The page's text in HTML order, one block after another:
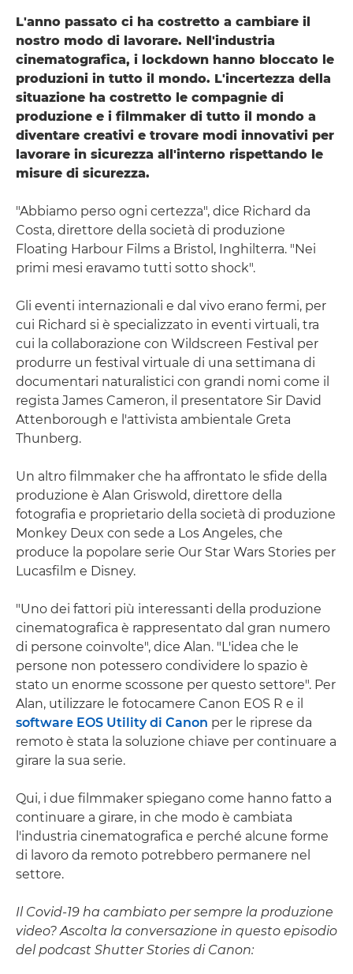
L'anno passato ci ha costretto a cambiare il
nostro modo di lavorare. Nell'industria
cinematografica, i lockdown hanno bloccato le
produzioni in tutto il mondo. L'incertezza della
situazione ha costretto le compagnie di
produzione e i filmmaker di tutto il mondo a
diventare creativi e trovare modi innovativi per
lavorare in sicurezza all'interno rispettando le
misure di sicurezza.
"Abbiamo perso ogni certezza", dice Richard da
Costa, direttore della società di produzione
Floating Harbour Films a Bristol, Inghilterra. "Nei
primi mesi eravamo tutti sotto shock".
Gli eventi internazionali e dal vivo erano fermi, per
cui Richard si è specializzato in eventi virtuali, tra
cui la collaborazione con Wildscreen Festival per
produrre un festival virtuale di una settimana di
documentari naturalistici con grandi nomi come il
regista James Cameron, il presentatore Sir David
Attenborough e l'attivista ambientale Greta
Thunberg.
Un altro filmmaker che ha affrontato le sfide della
produzione è Alan Griswold, direttore della
fotografia e proprietario della società di produzione
Monkey Deux con sede a Los Angeles, che
produce la popolare serie Our Star Wars Stories per
Lucasfilm e Disney.
"Uno dei fattori più interessanti della produzione
cinematografica è rappresentato dal gran numero
di persone coinvolte", dice Alan. "L'idea che le
persone non potessero condividere lo spazio è
stato un enorme scossone per questo settore". Per
Alan, utilizzare le fotocamere Canon EOS R e il
software EOS Utility di Canon per le riprese da
remoto è stata la soluzione chiave per continuare a
girare la sua serie.
Qui, i due filmmaker spiegano come hanno fatto a
continuare a girare, in che modo è cambiata
l'industria cinematografica e perché alcune forme
di lavoro da remoto potrebbero permanere nel
settore.
Il Covid-19 ha cambiato per sempre la produzione
video? Ascolta la conversazione in questo episodio
del podcast Shutter Stories di Canon: